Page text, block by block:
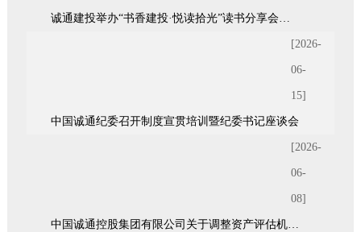
诚通建投举办“书香建投·悦读拾光”读书分享会暨青年统战座谈会
[2026-
06-
15]
中国诚通纪委召开制度宣贯培训暨纪委书记座谈会
[2026-
06-
08]
中国诚通控股集团有限公司关于调整资产评估机构备选库的通知